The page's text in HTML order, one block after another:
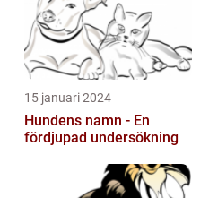
15 januari 2024
Hundens namn - En
fördjupad undersökning